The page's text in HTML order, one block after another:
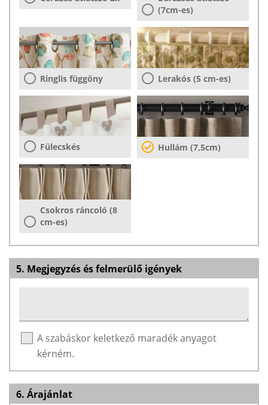
(7cm-es)
Ringlis függöny Lerakós (5 cm-es)
Fülecskés Hullám (7,5cm)
Csokros ráncoló (8
cm-es)
5. Megjegyzés és felmerülő igények
A szabáskor keletkező maradék anyagot
kérném.
6. Árajánlat